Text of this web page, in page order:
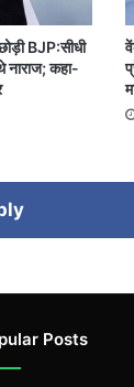
BJP:सीधी
नाराज; कहा-
Posts